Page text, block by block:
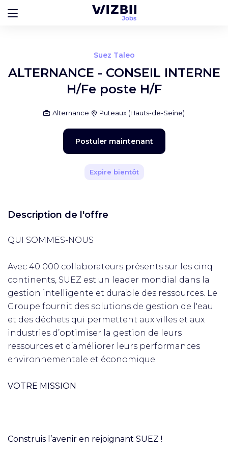
Suez Taleo
ALTERNANCE - CONSEIL INTERNE
H/Fe poste H/F
Alternance Puteaux(Hauts-de-Seine)
Postuler maintenant
Expire bientôt
Description de l'offre
QUI SOMMES-NOUS
Avec 40 000 collaborateurs présents sur les cinq
continents, SUEZ est un leader mondial dans la
gestion intelligente et durable des ressources. Le
Groupe fournit des solutions de gestion de l'eau
et des déchets qui permettent aux villes et aux
industries d’optimiser la gestion de leurs
ressources et d’améliorer leurs performances
environnementale et économique.
VOTRE MISSION
Construis l’avenir en rejoignant SUEZ !